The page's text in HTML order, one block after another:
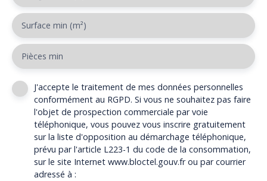
Surface min (m²)
Pièces min
J'accepte le traitement de mes données personnelles
conformément au RGPD. Si vous ne souhaitez pas faire
l'objet de prospection commerciale par voie
téléphonique, vous pouvez vous inscrire gratuitement
sur la liste d'opposition au démarchage téléphonique,
prévu par l'article L223-1 du code de la consommation,
sur le site Internet www.bloctel.gouv.fr ou par courrier
adressé à :